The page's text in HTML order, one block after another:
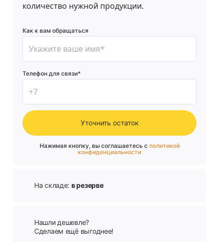
количество нужной продукции.
Как к вам обращаться
Телефон для связи*
Уточнить остаток
Нажимая кнопку, вы соглашаетесь с политикой
конфиденциальности
На складе: в резерве
Нашли дешевле?
Сделаем ещё выгоднее!